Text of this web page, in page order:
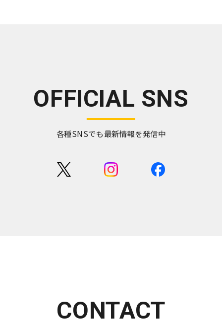
OFFICIAL SNS
各種SNSでも最新情報を発信中
CONTACT